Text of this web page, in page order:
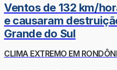
Ventos de 132 km/
e causaram
Grande do Sul
CLIMA EXTREMO EM